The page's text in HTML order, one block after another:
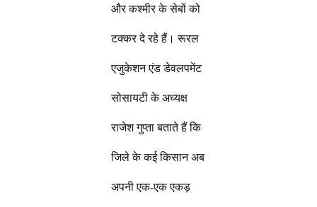
और कश्मीर के सेबों को
टक्कर दे रहे हैं। रूरल
एजुकेशन एंड डेवलपमेंट
सोसायटी के अध्यक्ष
राजेश गुप्ता बताते हैं कि
जिले के कई किसान अब
अपनी एक-एक एकड़